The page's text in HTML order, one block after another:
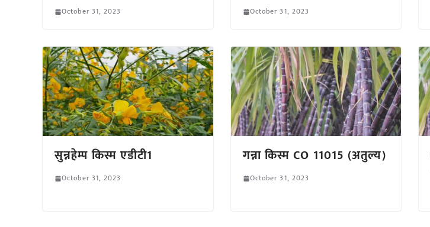
October 31, 2023 October 31, 2023
सुन्नहेम्प किस्म एडीटी1
October 31, 2023
गन्ना किस्म CO 11015 (अतुल्य)
October 31, 2023